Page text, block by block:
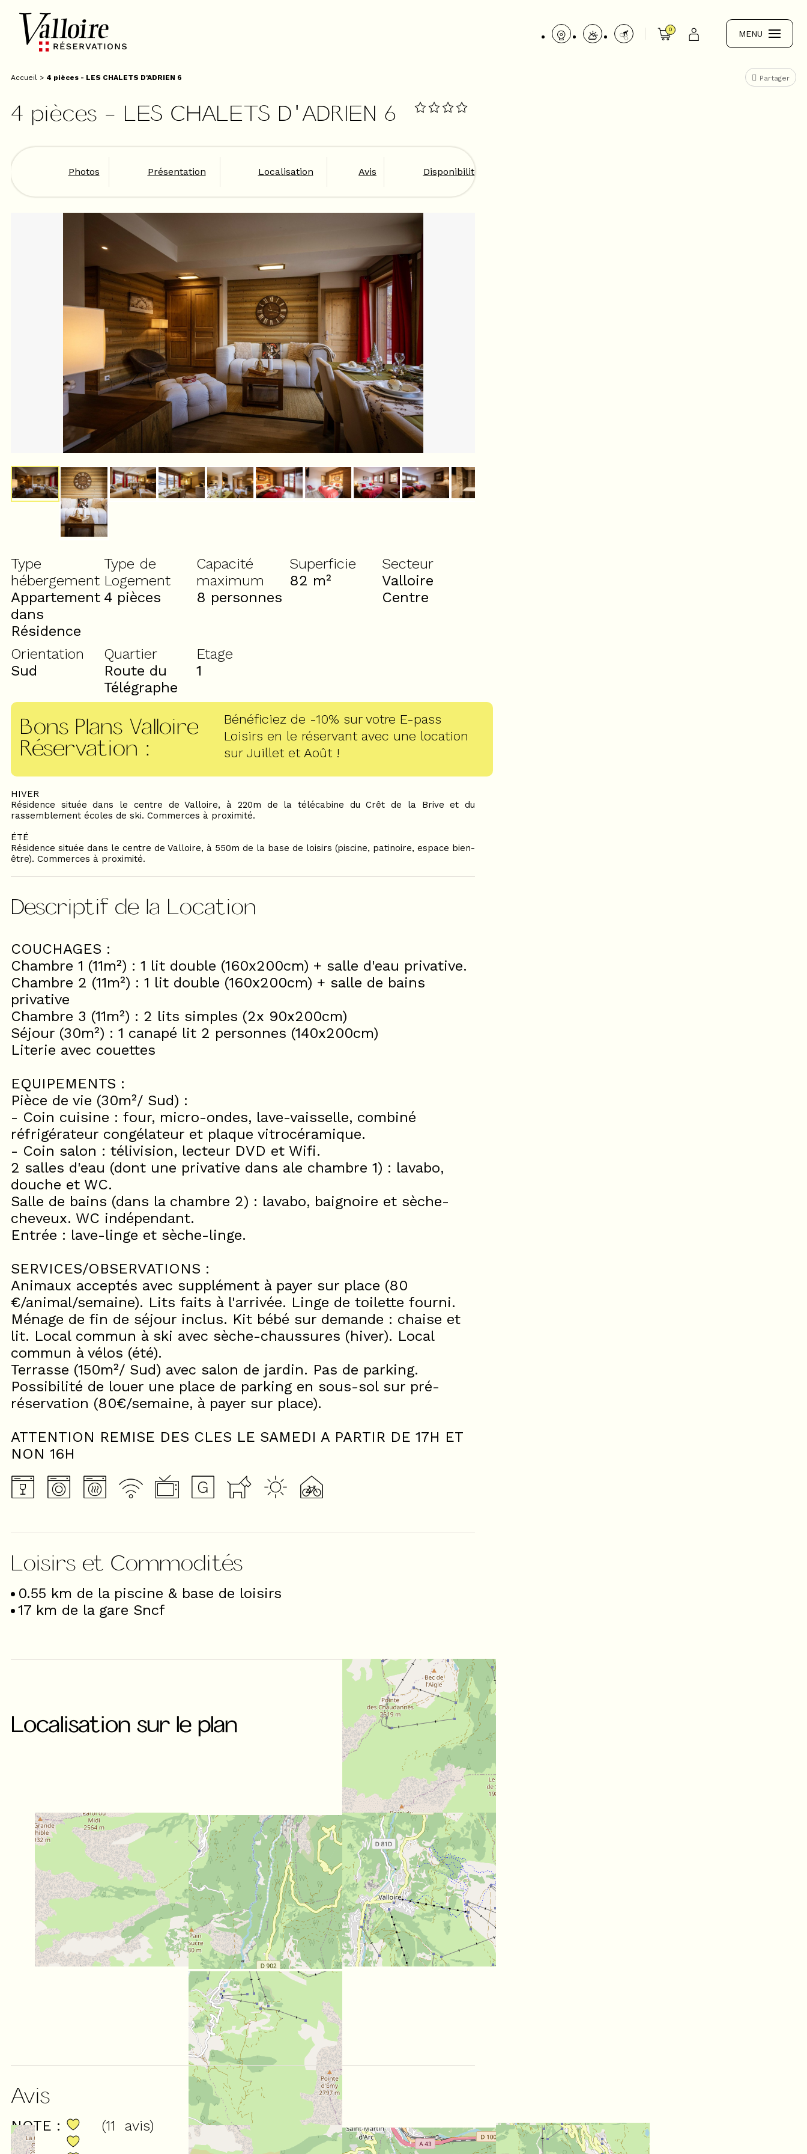
0 MENU
Accueil > 4 pièces - LES CHALETS D'ADRIEN 6 Partager
4 pièces - LES CHALETS D'ADRIEN 6
Photos Présentation Localisation Avis Disponibilités
Type
hébergement
Appartement
dans
Résidence
Type de
Logement
4 pièces
Capacité
maximum
8 personnes
Superficie
82 m²
Secteur
Valloire
Centre
Orientation
Sud
Quartier
Route du
Télégraphe
Etage
1
Bons Plans Valloire
Réservation :
Bénéficiez de -10% sur votre E-pass
Loisirs en le réservant avec une location
sur Juillet et Août !
HIVER
Résidence située dans le centre de Valloire, à 220m de la télécabine du Crêt de la Brive et du
rassemblement écoles de ski. Commerces à proximité.
ÉTÉ
Résidence située dans le centre de Valloire, à 550m de la base de loisirs (piscine, patinoire, espace bien-
être). Commerces à proximité.
Descriptif de la Location
COUCHAGES :
Chambre 1 (11m²) : 1 lit double (160x200cm) + salle d'eau privative.
Chambre 2 (11m²) : 1 lit double (160x200cm) + salle de bains
privative
Chambre 3 (11m²) : 2 lits simples (2x 90x200cm)
Séjour (30m²) : 1 canapé lit 2 personnes (140x200cm)
Literie avec couettes
EQUIPEMENTS :
Pièce de vie (30m²/ Sud) :
- Coin cuisine : four, micro-ondes, lave-vaisselle, combiné
réfrigérateur congélateur et plaque vitrocéramique.
- Coin salon : télivision, lecteur DVD et Wifi.
2 salles d'eau (dont une privative dans ale chambre 1) : lavabo,
douche et WC.
Salle de bains (dans la chambre 2) : lavabo, baignoire et sèche-
cheveux. WC indépendant.
Entrée : lave-linge et sèche-linge.
SERVICES/OBSERVATIONS :
Animaux acceptés avec supplément à payer sur place (80
€/animal/semaine). Lits faits à l'arrivée. Linge de toilette fourni.
Ménage de fin de séjour inclus. Kit bébé sur demande : chaise et
lit. Local commun à ski avec sèche-chaussures (hiver). Local
commun à vélos (été).
Terrasse (150m²/ Sud) avec salon de jardin. Pas de parking.
Possibilité de louer une place de parking en sous-sol sur pré-
réservation (80€/semaine, à payer sur place).
ATTENTION REMISE DES CLES LE SAMEDI A PARTIR DE 17H ET
NON 16H
Loisirs et Commodités
0.55 km de la piscine & base de loisirs
17 km de la gare Sncf
Localisation sur le plan
Avis
NOTE : (11 avis)